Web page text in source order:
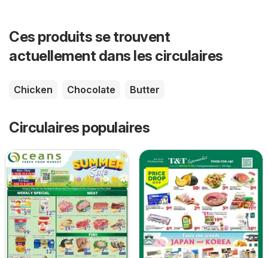
Ces produits se trouvent
actuellement dans les circulaires
Chicken Chocolate Butter
Circulaires populaires